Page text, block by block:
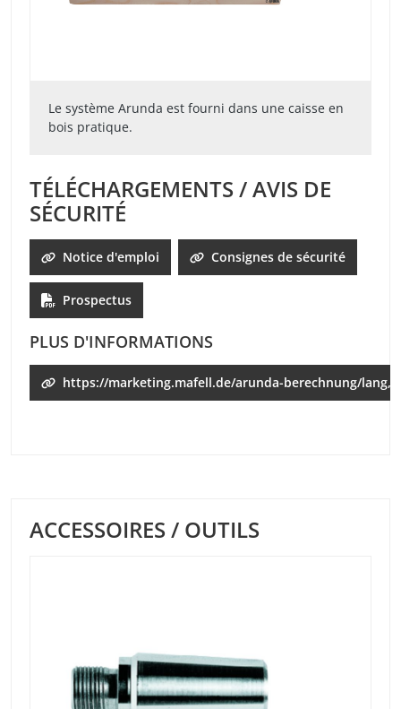
Le système Arunda est fourni dans une caisse en
bois pratique.
TÉLÉCHARGEMENTS / AVIS DE
SÉCURITÉ
Notice d'emploi Consignes de sécurité
Prospectus
PLUS D'INFORMATIONS
https://marketing.mafell.de/arunda-berechnung/
ACCESSOIRES / OUTILS